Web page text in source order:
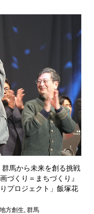
群馬から未来を創る挑戦
づくり＝まちづくり』
プロジェクト」飯塚花
地方創生 群馬